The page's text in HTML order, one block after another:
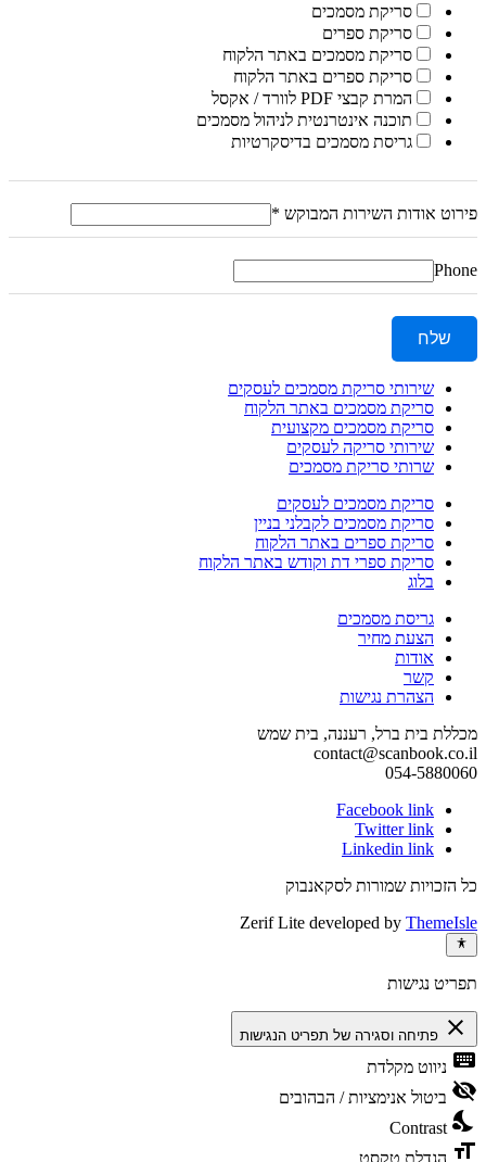
סריקת מסמכים
סריקת ספרים
סריקת מסמכים באתר הלקוח
סריקת ספרים באתר הלקוח
המרת קבצי PDF לוורד / אקסל
תוכנה אינטרנטית לניהול מסמכים
גריסת מסמכים בדיסקרטיות
פירוט אודות השירות המבוקש *
Phone
שלח
שירותי סריקת מסמכים לעסקים
סריקת מסמכים באתר הלקוח
סריקת מסמכים מקצועית
שירותי סריקה לעסקים
שרותי סריקת מסמכים
סריקת מסמכים לעסקים
סריקת מסמכים לקבלני בניין
סריקת ספרים באתר הלקוח
סריקת ספרי דת וקודש באתר הלקוח
בלוג
גריסת מסמכים
הצעת מחיר
אודות
קשר
הצהרת נגישות
מכללת בית ברל, רעננה, בית שמש
contact@scanbook.co.il
054-5880060
Facebook link
Twitter link
Linkedin link
כל הזכויות שמורות לסקאנבוק
Zerif Lite developed by ThemeIsle
תפריט נגישות
close פתיחה וסגירה של תפריט הנגישות
keyboard ניווט מקלדת
visibility_off ביטול אנימציות / הבהובים
nights_stay
Contrast
format_size הגדלת טקסט